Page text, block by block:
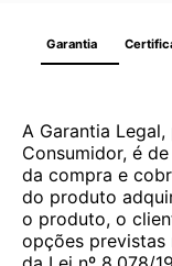
Garantia
A Garantia
Consumidor, é
da compra e
do produto
o produto, o
opções